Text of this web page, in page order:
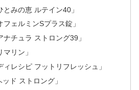
みの恵 ルテイン40」
ェルミンSプラス錠」
チュラ ストロング39」
リン」
ィレシピ フットリフレッシュ」
ド ストロング」